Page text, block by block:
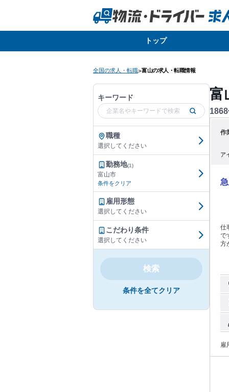
トップ
全国の求人・転職>富山の求人・転職情報
キーワード
職種
選択してください
勤務地(1)
富山市
条件をクリア
雇用形態
選択してください
こだわり条件
選択してください
検索
条件を全てクリア
富
1868
作
ア
仕
で
方
雇